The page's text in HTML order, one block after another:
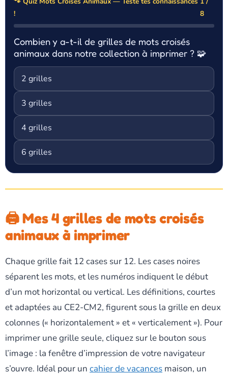
!
8
Combien y a-t-il de grilles de mots croisés
animaux dans notre collection à imprimer ? 🧩
2 grilles
3 grilles
4 grilles
6 grilles
🖨️ Mes 4 grilles de mots croisés
animaux à imprimer
Chaque grille fait 12 cases sur 12. Les cases noires
séparent les mots, et les numéros indiquent le début
d’un mot horizontal ou vertical. Les définitions, courtes
et adaptées au CE2-CM2, figurent sous la grille en deux
colonnes (« horizontalement » et « verticalement »). Pour
imprimer une grille seule, cliquez sur le bouton sous
l’image : la fenêtre d’impression de votre navigateur
s’ouvre. Idéal pour un cahier de vacances maison, un